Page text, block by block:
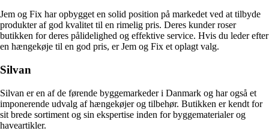
Jem og Fix har opbygget en solid position på markedet ved at tilbyde
produkter af god kvalitet til en rimelig pris. Deres kunder roser
butikken for deres pålidelighed og effektive service. Hvis du leder efter
en hængekøje til en god pris, er Jem og Fix et oplagt valg.
Silvan
Silvan er en af de førende byggemarkeder i Danmark og har også et
imponerende udvalg af hængekøjer og tilbehør. Butikken er kendt for
sit brede sortiment og sin ekspertise inden for byggematerialer og
haveartikler.